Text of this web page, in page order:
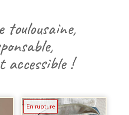
toulousaine,
accessible !
En rupture